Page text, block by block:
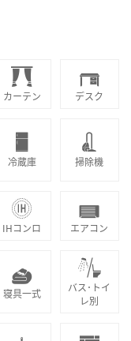
カーテン デスク
冷蔵庫 掃除機
IHコンロ エアコン
寝具一式
バス･トイ
レ別